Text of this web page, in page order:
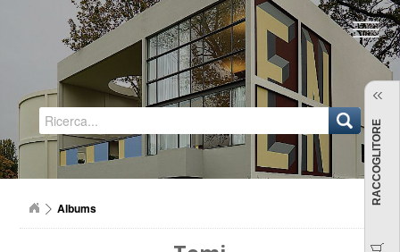
Regione Emilia-Romagna
Albums
RACCOGLITORE